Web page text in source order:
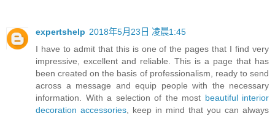
expertshelp 2018年5月23日 凌晨1:45
I have to admit that this is one of the pages that I find very
impressive, excellent and reliable. This is a page that has
been created on the basis of professionalism, ready to send
across a message and equip people with the necessary
information. With a selection of the most beautiful interior
decoration accessories , keep in mind that you can always